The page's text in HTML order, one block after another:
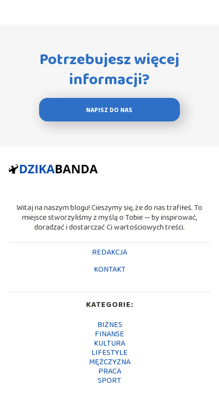
Potrzebujesz więcej
informacji?
NAPISZ DO NAS
Witaj na naszym blogu! Cieszymy się, że do nas trafiłeś. To
miejsce stworzyliśmy z myślą o Tobie — by inspirować,
doradzać i dostarczać Ci wartościowych treści.
REDAKCJA
KONTAKT
KATEGORIE:
BIZNES
FINANSE
KULTURA
LIFESTYLE
MĘŻCZYZNA
PRACA
SPORT